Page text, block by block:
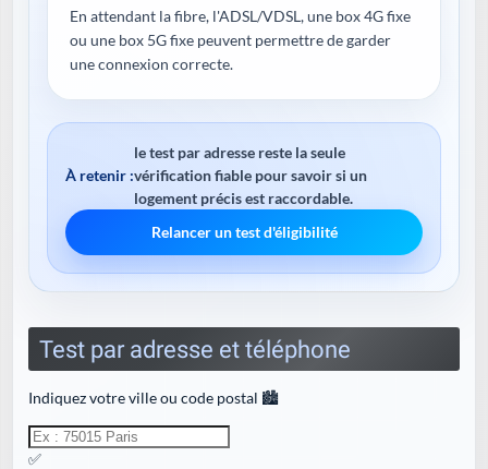
En attendant la fibre, l'ADSL/VDSL, une box 4G fixe
ou une box 5G fixe peuvent permettre de garder
une connexion correcte.
À retenir :
le test par adresse reste la seule
vérification fiable pour savoir si un
logement précis est raccordable.
Relancer un test d'éligibilité
Test par adresse et téléphone
Indiquez votre ville ou code postal 🏙️
✅